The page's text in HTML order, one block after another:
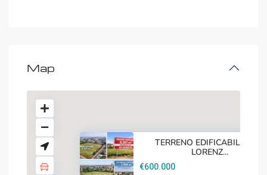
Map
TERRENO EDIFICABILE SAN
LORENZ...
€600.000